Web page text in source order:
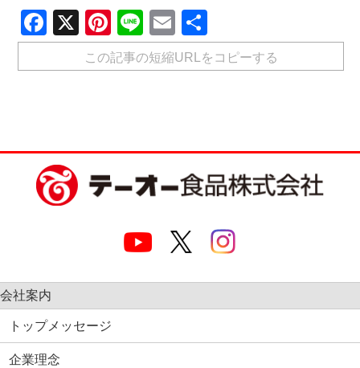
Facebook
X Pinterest
LineEmail
有
この記事の短縮URLをコピーする
会社案内
トップメッセージ
企業理念